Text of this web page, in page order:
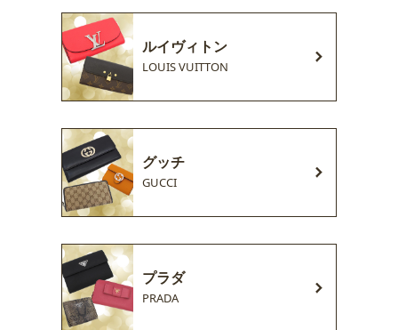
ルイヴィトン
LOUIS VUITTON
グッチ
GUCCI
プラダ
PRADA